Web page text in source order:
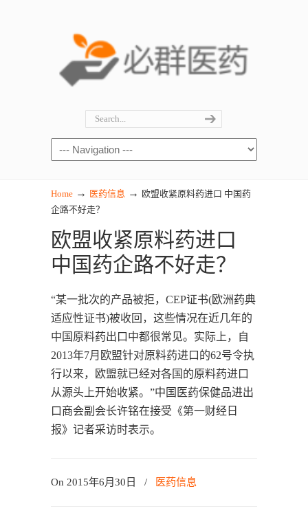
Home → 医药信息 → 欧盟收紧原料药进口 中国药
企路不好走？
欧盟收紧原料药进口
中国药企路不好走？
“某一批次的产品被拒，CEP证书(欧洲药典
适应性证书)被收回，这些情况在近几年的
中国原料药出口中都很常见。实际上，自
2013年7月欧盟针对原料药进口的62号令执
行以来，欧盟就已经对各国的原料药进口
从源头上开始收紧。”中国医药保健品进出
口商会副会长许铭在接受《第一财经日
报》记者采访时表示。
On 2015年6月30日 / 医药信息